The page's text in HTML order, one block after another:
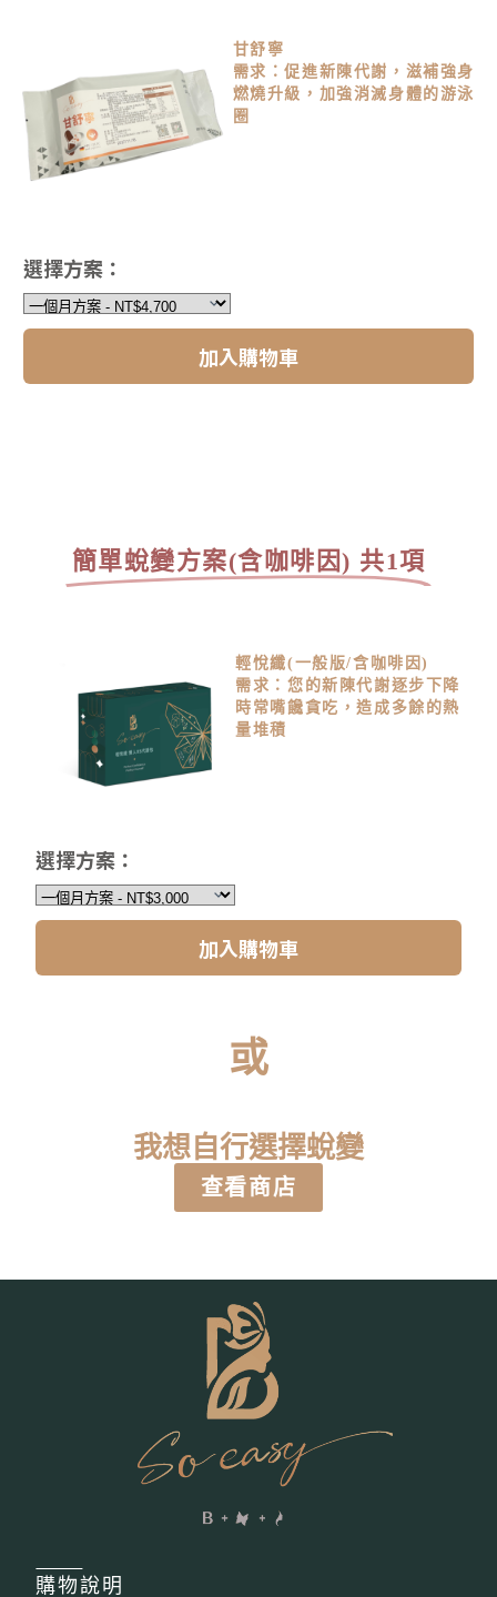
甘舒寧
需求：促進新陳代謝，滋補強身
燃燒升級，加強消滅身體的游泳
圈
選擇方案：
加入購物車
簡單蛻變方案(含咖啡因) 共1項
輕悅纖(一般版/含咖啡因)
需求：您的新陳代謝逐步下降
時常嘴饞貪吃，造成多餘的熱
量堆積
選擇方案：
加入購物車
或
我想自行選擇蛻變
查看商店
購物說明